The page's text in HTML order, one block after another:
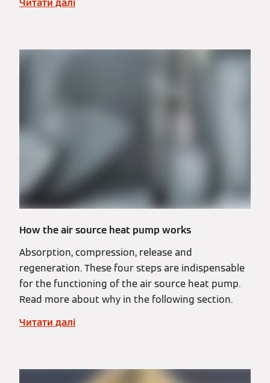
Читати далі
How the air source heat pump works
Absorption, compression, release and
regeneration. These four steps are indispensable
for the functioning of the air source heat pump.
Read more about why in the following section.
Читати далі